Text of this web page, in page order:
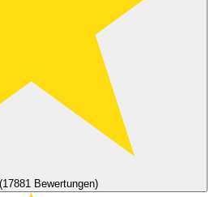
Bewertungen)